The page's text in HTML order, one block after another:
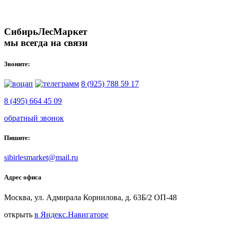
СибирьЛесМаркет
мы всегда на связи
Звоните:
8 (925) 788 59 17
8 (495) 664 45 09
обратный звонок
Пишите:
sibirlesmarket@mail.ru
Адрес офиса
Москва, ул. Адмирала Корнилова, д. 63Б/2 ОП-48
открыть в Яндекс.Навигаторе